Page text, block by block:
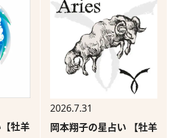
牡羊
2026.7.31
岡本翔子の星占い 【牡羊